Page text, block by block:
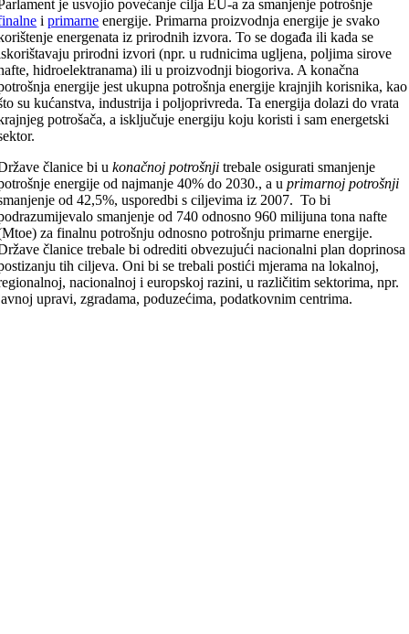
je usvojio povećanje cilja EU-a za smanjenje potrošnje
iprimarne energije. Primarna proizvodnja energije je svako
energenata iz prirodnih izvora. To se događa ili kada se
prirodni izvori (npr. u rudnicima ugljena, poljima sirove
hidroelektranama) ili u proizvodnji biogoriva. A konačna
energije jest ukupna potrošnja energije krajnjih korisnika, kao
su kućanstva, industrija i poljoprivreda. Ta energija dolazi do vrata
potrošača, a isključuje energiju koju koristi i sam energetski
članice bi ukonačnoj potrošnji trebale osigurati smanjenje
energije od najmanje 40% do 2030., a uprimarnoj potrošnji
od 42,5%, usporedbi s ciljevima iz 2007. To bi
smanjenje od 740 odnosno 960 milijuna tona nafte
za finalnu potrošnju odnosno potrošnju primarne energije.
članice trebale bi odrediti obvezujući nacionalni plan doprinosa
tih ciljeva. Oni bi se trebali postići mjerama na lokalnoj,
nacionalnoj i europskoj razini, u različitim sektorima, npr.
upravi, zgradama, poduzećima, podatkovnim centrima.